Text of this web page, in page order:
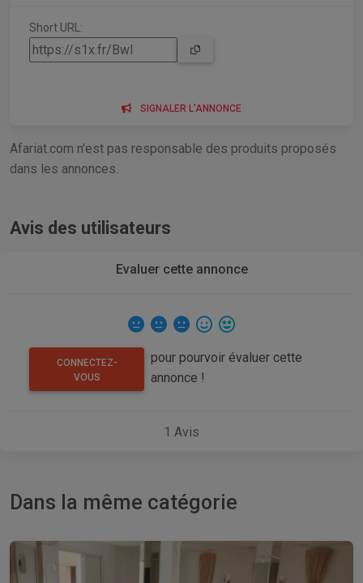
Short URL:
SIGNALER L'ANNONCE
Afariat.com n'est pas responsable des produits proposés
dans les annonces.
Avis des utilisateurs
Evaluer cette annonce
CONNECTEZ-
VOUS
pour pourvoir évaluer cette
annonce !
1 Avis
Dans la même catégorie